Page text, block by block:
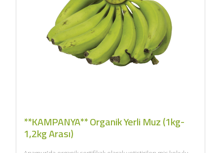
**KAMPANYA** Organik Yerli Muz (1kg-
1,2kg Arası)